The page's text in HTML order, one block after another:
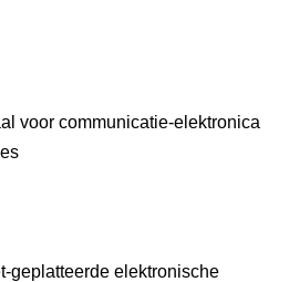
voor communicatie-elektronica
geplatteerde elektronische